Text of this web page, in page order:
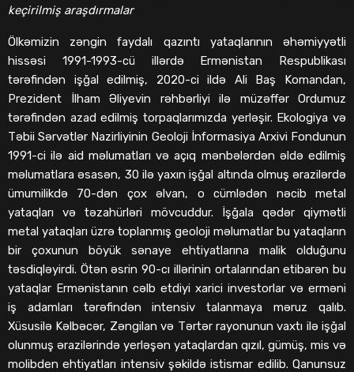
keçirilmiş araşdırmalar
Ölkəmizin zəngin faydalı qazıntı yataqlarının əhəmiyyətli
hissəsi 1991-1993-cü illərdə Ermənistan Respublikası
tərəfindən işğal edilmiş, 2020-ci ildə Ali Baş Komandan,
Prezident İlham Əliyevin rəhbərliyi ilə müzəffər Ordumuz
tərəfindən azad edilmiş torpaqlarımızda yerləşir. Ekologiya və
Təbii Sərvətlər Nazirliyinin Geoloji İnformasiya Arxivi Fondunun
1991-ci ilə aid məlumatları və açıq mənbələrdən əldə edilmiş
məlumatlara əsasən, 30 ilə yaxın işğal altında olmuş ərazilərdə
ümumilikdə 70-dən çox əlvan, o cümlədən nəcib metal
yataqları və təzahürləri mövcuddur. İşğala qədər qiymətli
metal yataqları üzrə toplanmış geoloji məlumatlar bu yataqların
bir çoxunun böyük sənaye ehtiyatlarına malik olduğunu
təsdiqləyirdi. Ötən əsrin 90-cı illərinin ortalarından etibarən bu
yataqlar Ermənistanın cəlb etdiyi xarici investorlar və erməni
iş adamları tərəfindən intensiv talanmaya məruz qalıb.
Xüsusilə Kəlbəcər, Zəngilan və Tərtər rayonunun vaxtı ilə işğal
olunmuş ərazilərində yerləşən yataqlardan qızıl, gümüş, mis və
molibden ehtiyatları intensiv şəkildə istismar edilib. Qanunsuz